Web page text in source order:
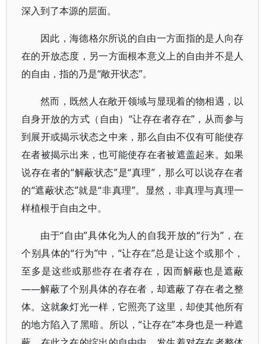
深入到了本源的层面。
因此，海德格尔所说的自由一方面指的是人向存
在的开放态度，另一方面根本意义上的自由并不是人
的自由，指的乃是“敞开状态”。
然而，既然人在敞开领域与显现着的物相遇，以
自身开放的方式（自由）“让存在者存在”，从而参与
到展开或揭示状态之中来，那么自由不仅有可能使存
在者被揭示出来，也可能使存在者被遮盖起来。如果
说存在者的“解蔽状态”是“真理”，那么可以说存在者
的“遮蔽状态”就是“非真理”。显然，非真理与真理一
样植根于自由之中。
由于“自由”具体化为人的自我开放的“行为”，在
个别具体的“行为”中，“让存在”总是让这个或那个，
至多是这些或那些存在者存在，因而解蔽也是遮蔽
――解蔽了个别具体的存在者，却遮蔽了存在者之整
体。这就象灯光一样，它照亮了这里，却使其他所有
的地方陷入了黑暗。所以，“让存在”本身也是一种遮